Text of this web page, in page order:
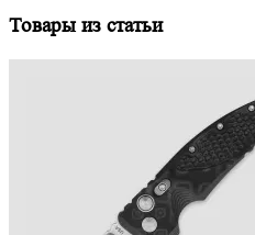
Товары из статьи